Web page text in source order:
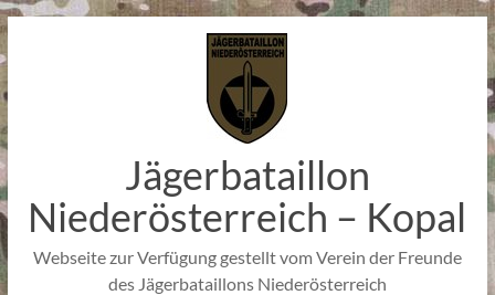
Zum
springen
Jägerbataillon
Niederösterreich – Kopal
Webseite zur Verfügung gestellt vom Verein der Freunde
des Jägerbataillons Niederösterreich